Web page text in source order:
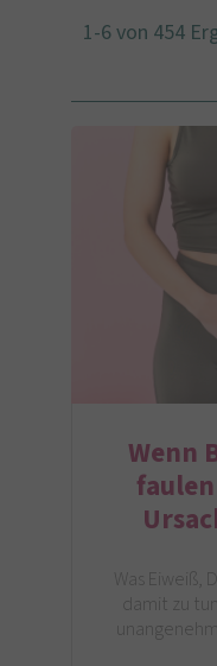
1-6 von 454
Wenn
Was
damit zu